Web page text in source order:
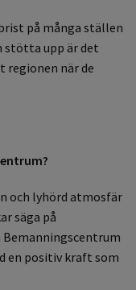
på många ställen
stötta upp är det
regionen när de
och lyhörd atmosfär
säga på
en positiv kraft som